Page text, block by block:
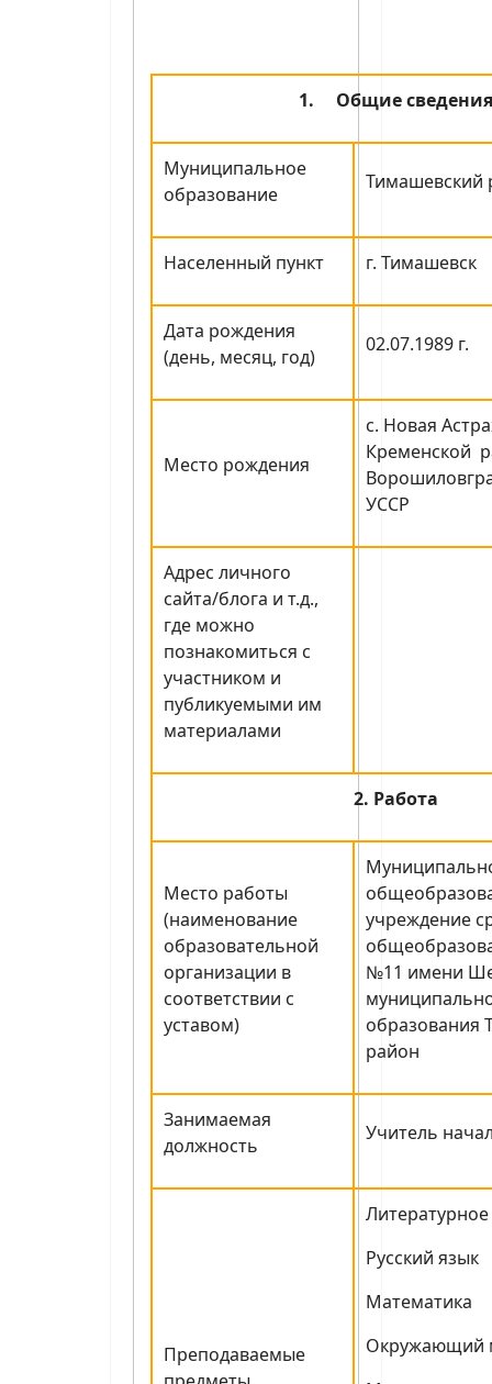
1. Общие сведения
Муниципальное
образование
Тимашевский
Населенный пункт г. Тимашевск
Дата рождения
(день, месяц, год)
02.07.1989 г.
Место рождения
с. Новая
Кременской
УССР
Адрес личного
сайта/блога и т.д.,
где можно
познакомиться с
участником и
публикуемыми им
материалами
2. Работа
Место работы
(наименование
образовательной
организации в
соответствии с
уставом)
учреждение
№11 имени
образования
район
Занимаемая
должность
Учитель
Преподаваемые
Русский язык
Математика
Окружающий